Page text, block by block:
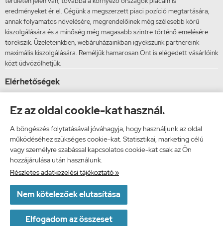
Ez az oldal cookie-kat használ.
A böngészés folytatásával jóváhagyja, hogy használjunk az oldal
működéséhez szükséges cookie-kat. Statisztikai, marketing célú
vagy személyre szabással kapcsolatos cookie-kat csak az Ön
hozzájárulása után használunk.
Részletes adatkezelési tájékoztató »
Nem kötelezőek elutasítása
Elfogadom az összeset
eredményeket ér el. Cégünk a megszerzett piaci pozíció megtartására,
annak folyamatos növelésére, megrendelőinek még szélesebb körű
kiszolgálására és a minőség még magasabb szintre történő emelésére
törekszik. Üzeleteinkben, webáruházainkban igyekszünk partnereink
maximális kiszolgálására. Reméljük hamarosan Önt is elégedett vásárlóink
közt üdvözölhetjük.
Elérhetőségek
9024 Győr, Malomszéki utca 5.
Telefon: 06 20 9 350 820
E-mail: shop@kodesign.hu
Facebook
Twitter
Webáruház készítés
Egy látogató Budapest településről
Vásárolt a webáruházban